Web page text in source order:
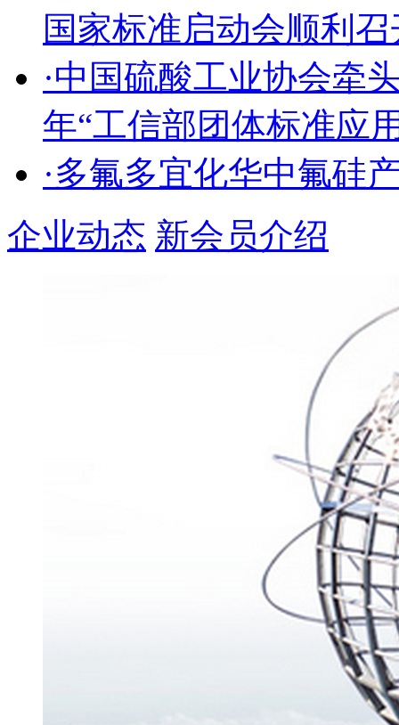
国家标准启动会顺利召
·中国硫酸工业协会牵
年“工信部团体标准应
·多氟多宜化华中氟硅
企业动态 新会员介绍